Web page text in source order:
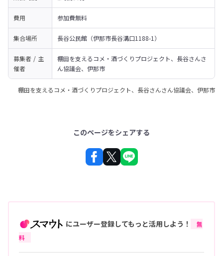
費用 参加費無料
集合場所 長谷公民館（伊那市長谷溝口1188-1）
募集者 / 主
催者
棚田を支えるコメ・酒づくりプロジェクト、長谷さんさ
ん協議会、伊那市
棚田を支えるコメ・酒づくりプロジェクト、長谷さんさん協議会、伊那市
このページをシェアする
にユーザー登録してもっと活用しよう！
無
料